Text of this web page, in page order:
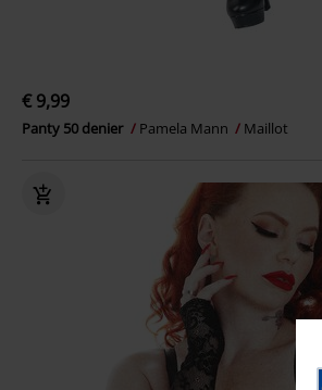
€ 9,99
Panty 50 denier Pamela Mann Maillot